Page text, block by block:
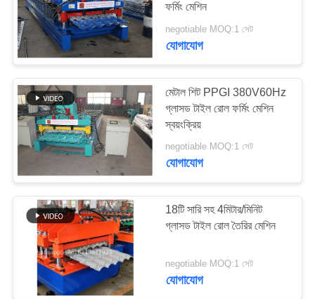
ফর্মিং মেশিন
negotiable MOQ:1 সেট
যোগাযোগ
মেটাল শিট PPGI 380V60Hz
গ্লাসড টাইল রোল ফর্মিং মেশিন
স্বয়ংক্রিয়
negotiable MOQ:1 সেট
যোগাযোগ
18টি সারি সহ 4মিটার/মিনিট
গ্লাসড টাইল রোল তৈরির মেশিন
negotiable MOQ:1 সেট
যোগাযোগ